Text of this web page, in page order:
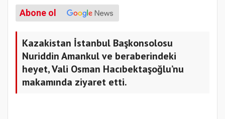
Abone ol
Kazakistan İstanbul Başkonsolosu
Nuriddin Amankul ve beraberindeki
heyet, Vali Osman Hacıbektaşoğlu’nu
makamında ziyaret etti.